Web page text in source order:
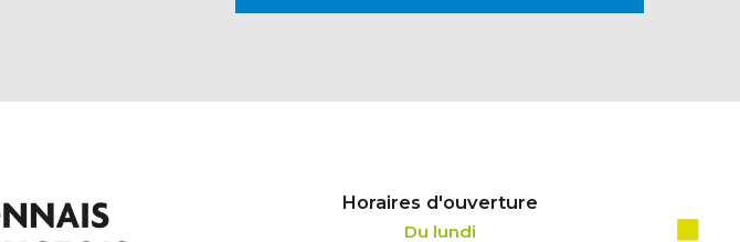
Horaires d'ouverture
Du lundi